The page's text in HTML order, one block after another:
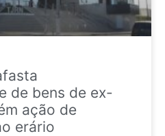
de bens de ex-
ação de
erário